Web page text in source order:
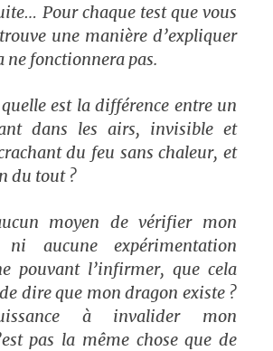
Pour chaque test que vous
une manière d’expliquer
ne fonctionnera pas.
est la différence entre un
dans les airs, invisible et
du feu sans chaleur, et
du tout ?
moyen de vérifier mon
ni aucune expérimentation
pouvant l’infirmer, que cela
dire que mon dragon existe ?
à invalider mon
pas la même chose que de